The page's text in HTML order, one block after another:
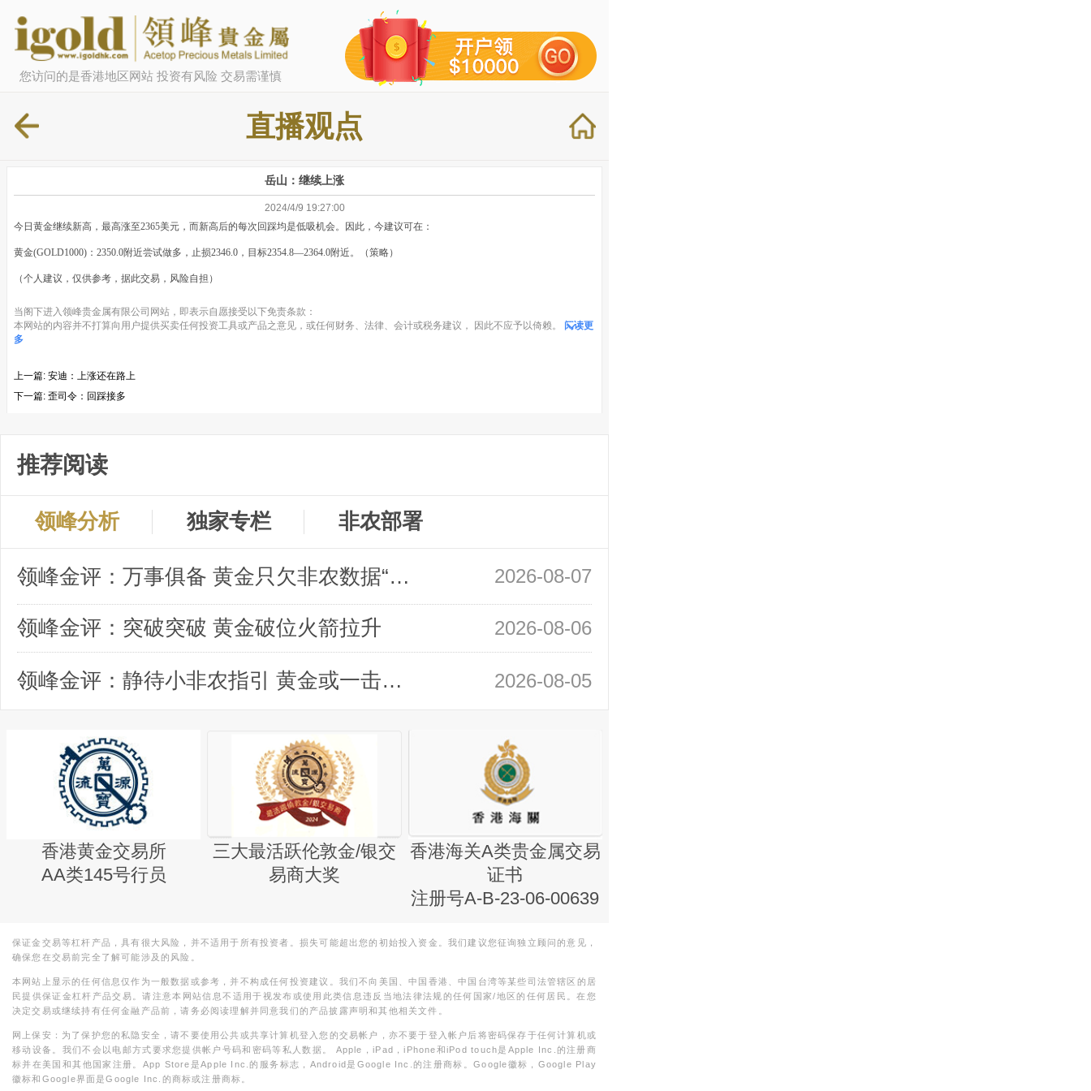
您访问的是香港地区网站 投资有风险 交易需谨慎
直播观点
岳山：继续上涨
2024/4/9 19:27:00
今日黄金继续新高，最高涨至2365美元，而新高后的每次回踩均是低吸机会。因此，今建议可在：
黄金(GOLD1000)：2350.0附近尝试做多，止损2346.0，目标2354.8—2364.0附近。（策略）
（个人建议，仅供参考，据此交易，风险自担）
当阁下进入领峰贵金属有限公司网站，即表示自愿接受以下免责条款：
本网站的内容并不打算向用户提供买卖任何投资工具或产品之意见，或任何财务、法律、会计或税务建议， 因此不应予以倚赖。
阅读更
多
上一篇: 安迪：上涨还在路上
下一篇: 歪司令：回踩接多
推荐阅读
领峰分析 独家专栏 非农部署
领峰金评：万事俱备 黄金只欠非农数据“东风” 2026-08-07
领峰金评：突破突破 黄金破位火箭拉升 2026-08-06
领峰金评：静待小非农指引 黄金或一击破局 2026-08-05
香港黄金交易所
AA类145号行员
三大最活跃伦敦金/银交
易商大奖
香港海关A类贵金属交易
证书
注册号A-B-23-06-00639
保证金交易等杠杆产品，具有很大风险，并不适用于所有投资者。损失可能超出您的初始投入资金。我们建议您征询独立顾问的意见，
确保您在交易前完全了解可能涉及的风险。
本网站上显示的任何信息仅作为一般数据或参考，并不构成任何投资建议。我们不向美国、中国香港、中国台湾等某些司法管辖区的居
民提供保证金杠杆产品交易。请注意本网站信息不适用于视发布或使用此类信息违反当地法律法规的任何国家/地区的任何居民。在您
决定交易或继续持有任何金融产品前，请务必阅读理解并同意我们的产品披露声明和其他相关文件。
网上保安：为了保护您的私隐安全，请不要使用公共或共享计算机登入您的交易帐户，亦不要于登入帐户后将密码保存于任何计算机或
移动设备。我们不会以电邮方式要求您提供帐户号码和密码等私人数据。 Apple，iPad，iPhone和iPod touch是Apple Inc.的注册商
标并在美国和其他国家注册。App Store是Apple Inc.的服务标志，Android是Google Inc.的注册商标。Google徽标，Google Play
徽标和Google界面是Google Inc.的商标或注册商标。